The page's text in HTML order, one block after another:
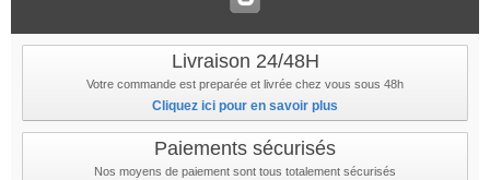
Livraison 24/48H
Votre commande est preparée et livrée chez vous sous 48h
Cliquez ici pour en savoir plus
Paiements sécurisés
Nos moyens de paiement sont tous totalement sécurisés